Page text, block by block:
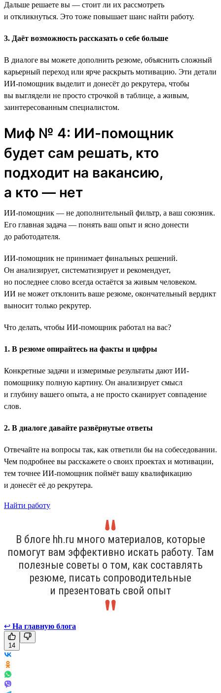
Дальше решаете вы — стоит ли их рассмотреть
и откликнуться. Это тоже повышает шанс найти работу.
3. Даёт возможность рассказать о себе больше
В диалоге вы можете дополнить резюме, объяснить сложный
карьерный переход или ярче раскрыть мотивацию. Эти детали
ИИ-помощник выделит и донесёт до рекрутера, чтобы
вы выглядели не просто строчкой в таблице, а живым,
заинтересованным специалистом.
Миф № 4: ИИ-помощник
будет сам решать, кто
подходит на вакансию,
а кто — нет
ИИ-помощник — не дополнительный фильтр, а ваш союзник.
Его главная задача — понять ваш опыт и ясно донести
до работодателя.
ИИ-помощник не принимает финальных решений.
Он анализирует, систематизирует и рекомендует,
но последнее слово всегда остаётся за живым человеком.
ИИ не может отклонить ваше резюме, окончательный вердикт
выносит только рекрутер.
Что делать, чтобы ИИ-помощник работал на вас?
1. В резюме опирайтесь на факты и цифры
Конкретные задачи и измеримые результаты дают ИИ-
помощнику полную картину. Он анализирует смысл
и глубину вашего опыта, а не просто сканирует совпадение
слов.
2. В диалоге давайте развёрнутые ответы
Отвечайте на вопросы так, как ответили бы на собеседовании.
Чем подробнее вы расскажете о своих проектах и мотивации,
тем точнее ИИ-помощник поймёт вашу квалификацию
и донесёт её до рекрутера.
Найти работу
В блоге hh.ru много материалов, которые
помогут вам эффективно искать работу. Там
полезные советы о том, как составлять
резюме, писать сопроводительные
и презентовать свой опыт
↩ На главную блога
14